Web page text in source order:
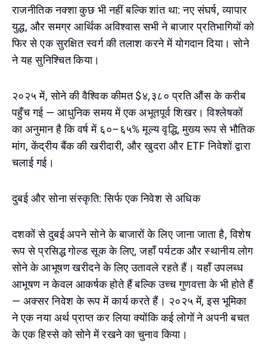
राजनीतिक नक्शा कुछ भी नहीं बल्कि शांत था: नए संघर्ष, व्यापार
युद्ध, और समग्र आर्थिक अविश्वास सभी ने बाजार प्रतिभागियों को
फिर से एक सुरक्षित स्वर्ग की तलाश करने में योगदान दिया। सोने
ने यह सुनिश्चित किया।
२०२५ में, सोने की वैश्विक कीमत $४,३८० प्रति औंस के करीब
पहुँच गई — आधुनिक समय में एक अभूतपूर्व शिखर। विश्लेषकों
का अनुमान है कि वर्ष में ६०–६५% मूल्य वृद्धि, मुख्य रूप से भौतिक
मांग, केंद्रीय बैंक की खरीदारी, और खुदरा और ETF निवेशों द्वारा
चलाई गई।
दुबई और सोना संस्कृति: सिर्फ एक निवेश से अधिक
दशकों से दुबई अपने सोने के बाजारों के लिए जाना जाता है, विशेष
रूप से प्रसिद्ध गोल्ड सूक के लिए, जहाँ पर्यटक और स्थानीय लोग
सोने के आभूषण खरीदने के लिए उतावले रहते हैं। यहाँ उपलब्ध
आभूषण न केवल आकर्षक होते हैं बल्कि उच्च गुणवत्ता के भी होते हैं
— अक्सर निवेश के रूप में कार्य करते हैं। २०२५ में, इस भूमिका
ने एक नया अर्थ प्राप्त कर लिया क्योंकि कई लोगों ने अपनी बचत
के एक हिस्से को सोने में रखने का चुनाव किया।